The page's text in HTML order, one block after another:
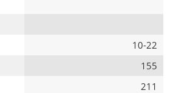
10-22
155
211